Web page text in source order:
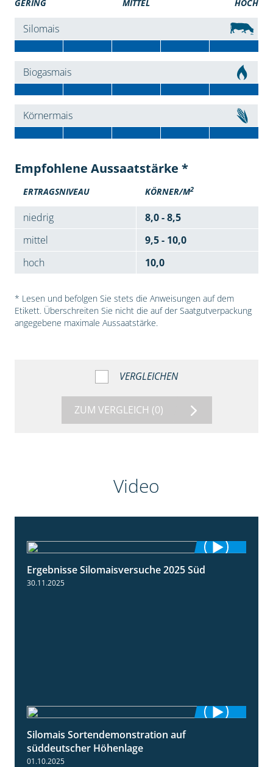
GERING MITTEL HOCH
Silomais
Biogasmais
Körnermais
Empfohlene Aussaatstärke *
ERTRAGSNIVEAU KÖRNER/M2
niedrig
8,0 - 8,5
mittel
9,5 - 10,0
hoch
10,0
* Lesen und befolgen Sie stets die Anweisungen auf dem
Etikett. Überschreiten Sie nicht die auf der Saatgutverpackung
angegebene maximale Aussaatstärke.
VERGLEICHEN
ZUM VERGLEICH (0)
Video
Ergebnisse Silomaisversuche 2025 Süd
30.11.2025
Silomais Sortendemonstration auf
süddeutscher Höhenlage
01.10.2025